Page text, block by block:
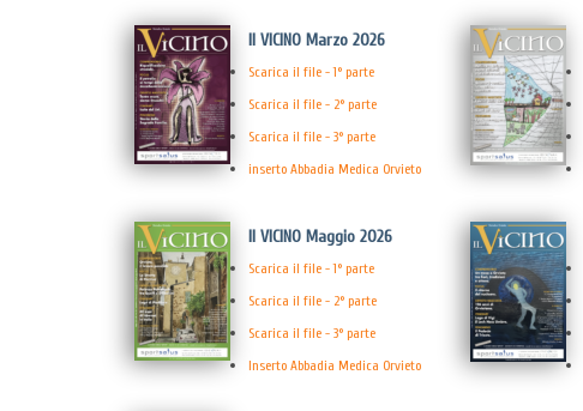
Il VICINO Marzo 2026
Scarica il file - 1° parte
Scarica il file - 2° parte
Scarica il file - 3° parte
inserto Abbadia Medica Orvieto
Il VICINO Maggio 2026
Scarica il file - 1° parte
Scarica il file - 2° parte
Scarica il file - 3° parte
Inserto Abbadia Medica Orvieto